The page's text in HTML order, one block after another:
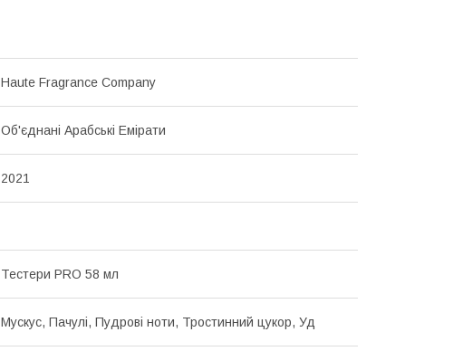
Haute Fragrance Company
Об'єднані Арабські Емірати
2021
Тестери PRO 58 мл
Мускус, Пачулі, Пудрові ноти, Тростинний цукор, Уд